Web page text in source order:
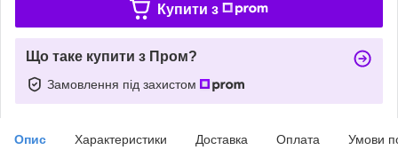
Купити з
Що таке купити з Пром?
Замовлення під захистом
Опис Характеристики Доставка Оплата Умови